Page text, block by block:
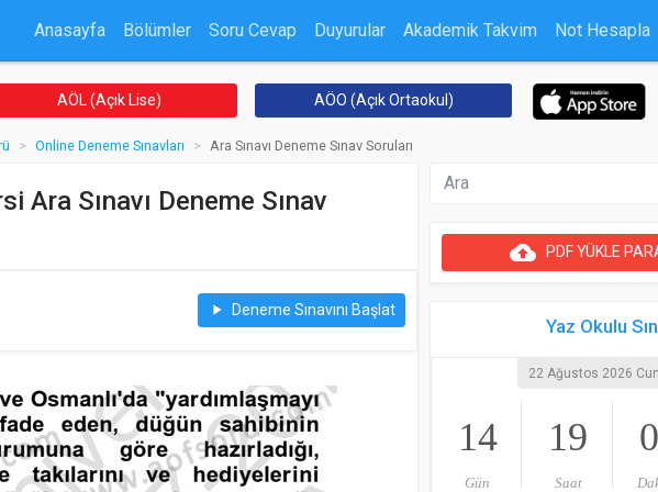
Anasayfa Bölümler Soru Cevap Duyurular Akademik Takvim Not Hesapla
AÖL (Açık Lise) AÖO (Açık Ortaokul)
Online Deneme Sınavları Ara Sınavı Deneme Sınav Soruları
Ara Sınavı Deneme Sınav
play_arrow Deneme Sınavını Başlat
cloud_uploadPDF YÜKLE
Yaz Okulu
22 Ağustos 2026
14
Gün
19
Saat